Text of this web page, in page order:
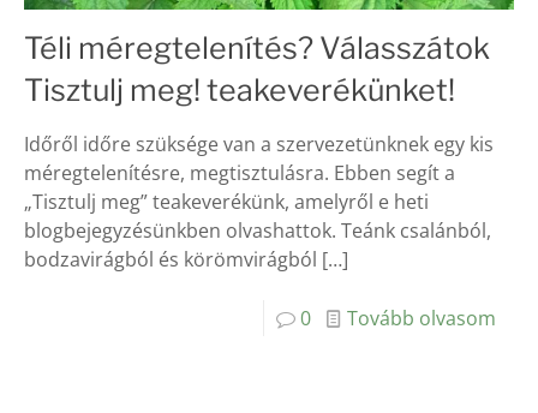
Téli méregtelenítés? Válasszátok
Tisztulj meg! teakeverékünket!
Időről időre szüksége van a szervezetünknek egy kis
méregtelenítésre, megtisztulásra. Ebben segít a
„Tisztulj meg” teakeverékünk, amelyről e heti
blogbejegyzésünkben olvashattok. Teánk csalánból,
bodzavirágból és körömvirágból […]
0 Tovább olvasom